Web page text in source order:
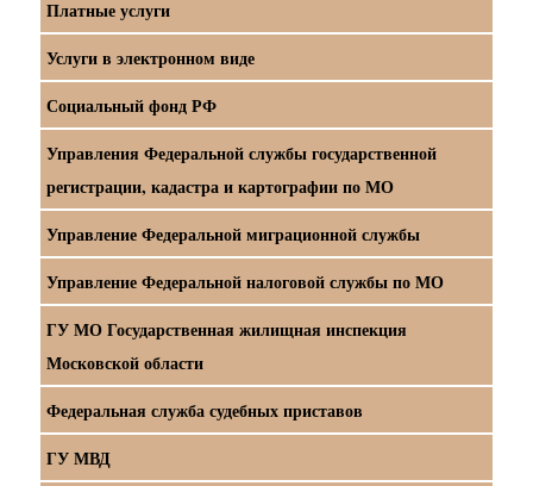
Платные услуги
Услуги в электронном виде
Социальный фонд РФ
Управления Федеральной службы государственной
регистрации, кадастра и картографии по МО
Управление Федеральной миграционной службы
Управление Федеральной налоговой службы по МО
ГУ МО Государственная жилищная инспекция
Московской области
Федеральная служба судебных приставов
ГУ МВД